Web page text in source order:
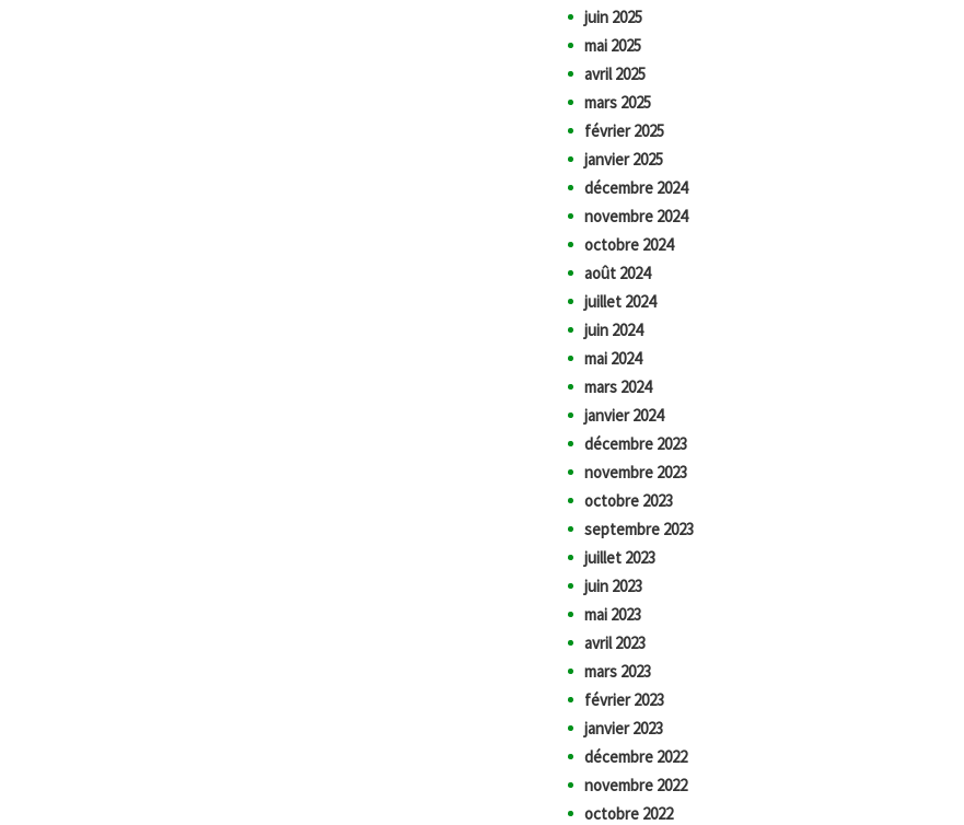
juin 2025
mai 2025
avril 2025
mars 2025
février 2025
janvier 2025
décembre 2024
novembre 2024
octobre 2024
août 2024
juillet 2024
juin 2024
mai 2024
mars 2024
janvier 2024
décembre 2023
novembre 2023
octobre 2023
septembre 2023
juillet 2023
juin 2023
mai 2023
avril 2023
mars 2023
février 2023
janvier 2023
décembre 2022
novembre 2022
octobre 2022